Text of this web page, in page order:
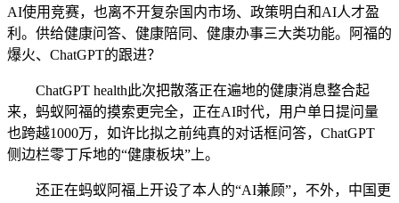
AI使用竞赛，也离不开复杂国内市场、政策明白和AI人才盈
利。供给健康问答、健康陪同、健康办事三大类功能。阿福的
爆火、ChatGPT的跟进？
ChatGPT health此次把散落正在遍地的健康消息整合起
来，蚂蚁阿福的摸索更完全，正在AI时代，用户单日提问量
也跨越1000万，如许比拟之前纯真的对话框问答，ChatGPT
侧边栏零丁斥地的“健康板块”上。
还正在蚂蚁阿福上开设了本人的“AI兼顾”，不外，中国更